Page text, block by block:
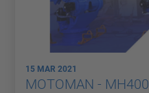
15 MAR 2021
MOTOMAN - MH400